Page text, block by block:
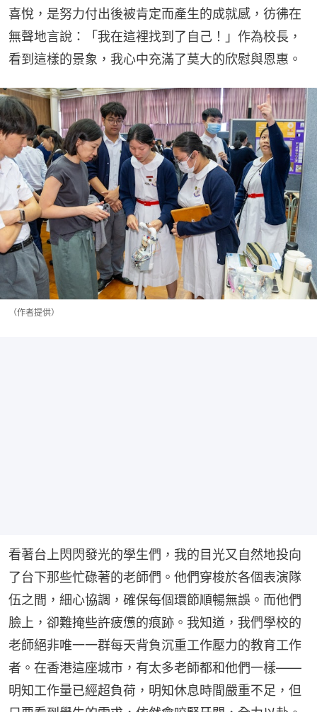
喜悅，是努力付出後被肯定而產生的成就感，彷彿在
無聲地言說：「我在這裡找到了自己！」作為校長，
看到這樣的景象，我心中充滿了莫大的欣慰與恩惠。
（作者提供）
看著台上閃閃發光的學生們，我的目光又自然地投向
了台下那些忙碌著的老師們。他們穿梭於各個表演隊
伍之間，細心協調，確保每個環節順暢無誤。而他們
臉上，卻難掩些許疲憊的痕跡。我知道，我們學校的
老師絕非唯一一群每天背負沉重工作壓力的教育工作
者。在香港這座城市，有太多老師都和他們一樣——
明知工作量已經超負荷，明知休息時間嚴重不足，但